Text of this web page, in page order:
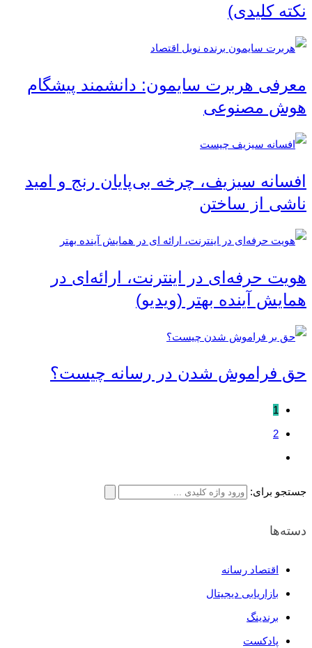
نکته کلیدی)
معرفی هربرت سایمون: دانشمند پیشگام
هوش مصنوعی
افسانه سیزیف، چرخه بی‌پایان رنج و امید
ناشی از ساختن
هویت حرفه‌ای در اینترنت، ارائه‌ای در
همایش آینده بهتر (ویدیو)
حق فراموش شدن در رسانه چیست؟
1
2
جستجو برای:
دسته‌ها
اقتصاد رسانه
بازاریابی دیجیتال
برندینگ
پادکست